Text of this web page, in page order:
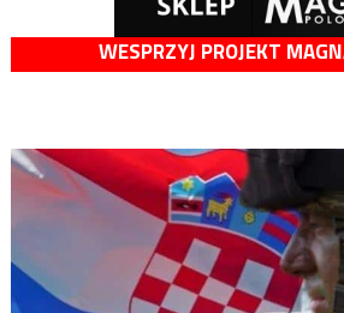
WESPRZYJ PROJEKT